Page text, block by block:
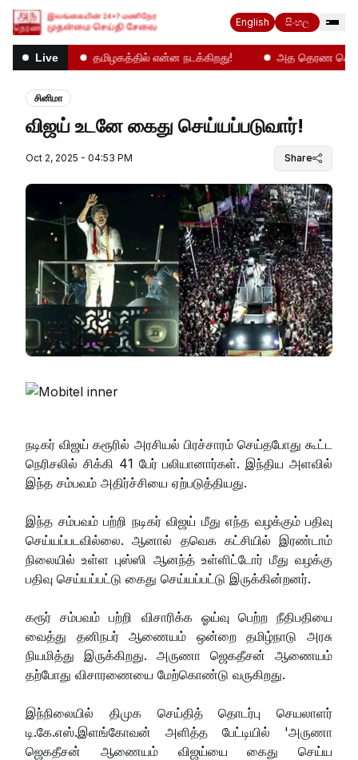
English සිංහල
Live தமிழகத்தில் என்ன நடக்கிறது! அத தெரண
சினிமா
விஜய் உடனே கைது செய்யப்படுவார்!
Oct 2, 2025 - 04:53 PM Share
நடிகர் விஜய் கரூரில் அரசியல் பிரச்சாரம் செய்தபோது கூட்ட
நெரிசலில் சிக்கி 41 பேர் பலியானார்கள். இந்திய அளவில்
இந்த சம்பவம் அதிர்ச்சியை ஏற்படுத்தியது.
இந்த சம்பவம் பற்றி நடிகர் விஜய் மீது எந்த வழக்கும் பதிவு
செய்யப்படவில்லை. ஆனால் தவெக கட்சியில் இரண்டாம்
நிலையில் உள்ள புஸ்ஸி ஆனந்த் உள்ளிட்டோர் மீது வழக்கு
பதிவு செய்யப்பட்டு கைது செய்யப்பட்டு இருக்கின்றனர்.
கரூர் சம்பவம் பற்றி விசாரிக்க ஓய்வு பெற்ற நீதிபதியை
வைத்து தனிநபர் ஆணையம் ஒன்றை தமிழ்நாடு அரசு
நியமித்து இருக்கிறது. அருணா ஜெகதீசன் ஆணையம்
தற்போது விசாரணையை மேற்கொண்டு வருகிறது.
இந்நிலையில் திமுக செய்தித் தொடர்பு செயலாளர்
டி.கே.எஸ்.இளங்கோவன் அளித்த பேட்டியில் 'அருணா
ஜெகதீசன் ஆணையம் விஜய்யை கைது செய்ய